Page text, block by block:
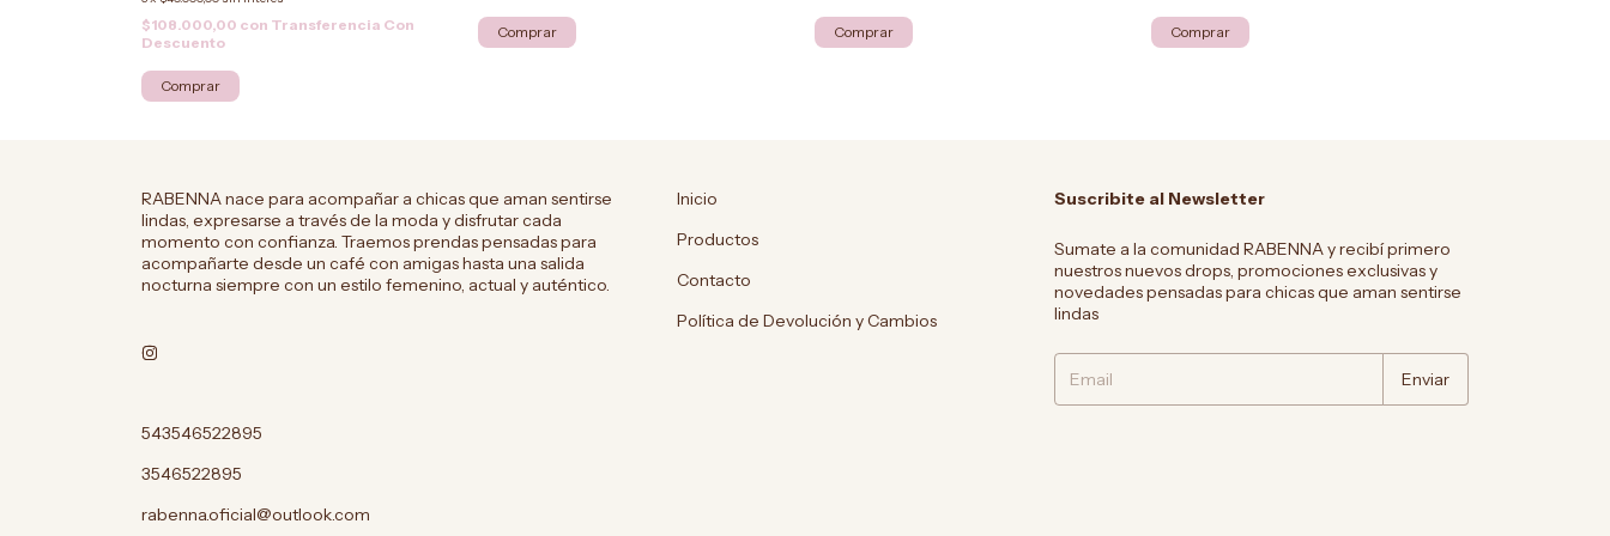
$108.000,00 con Transferencia Con
Descuento
Comprar
Comprar Comprar Comprar
RABENNA nace para acompañar a chicas que aman sentirse
lindas, expresarse a través de la moda y disfrutar cada
momento con confianza. Traemos prendas pensadas para
acompañarte desde un café con amigas hasta una salida
nocturna siempre con un estilo femenino, actual y auténtico.
543546522895
3546522895
rabenna.oficial@outlook.com
Inicio
Productos
Contacto
Política de Devolución y Cambios
Suscribite al Newsletter
Sumate a la comunidad RABENNA y recibí primero
nuestros nuevos drops, promociones exclusivas y
novedades pensadas para chicas que aman sentirse
lindas